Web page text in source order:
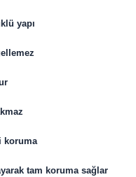
yapı
koruma
tam koruma sağlar